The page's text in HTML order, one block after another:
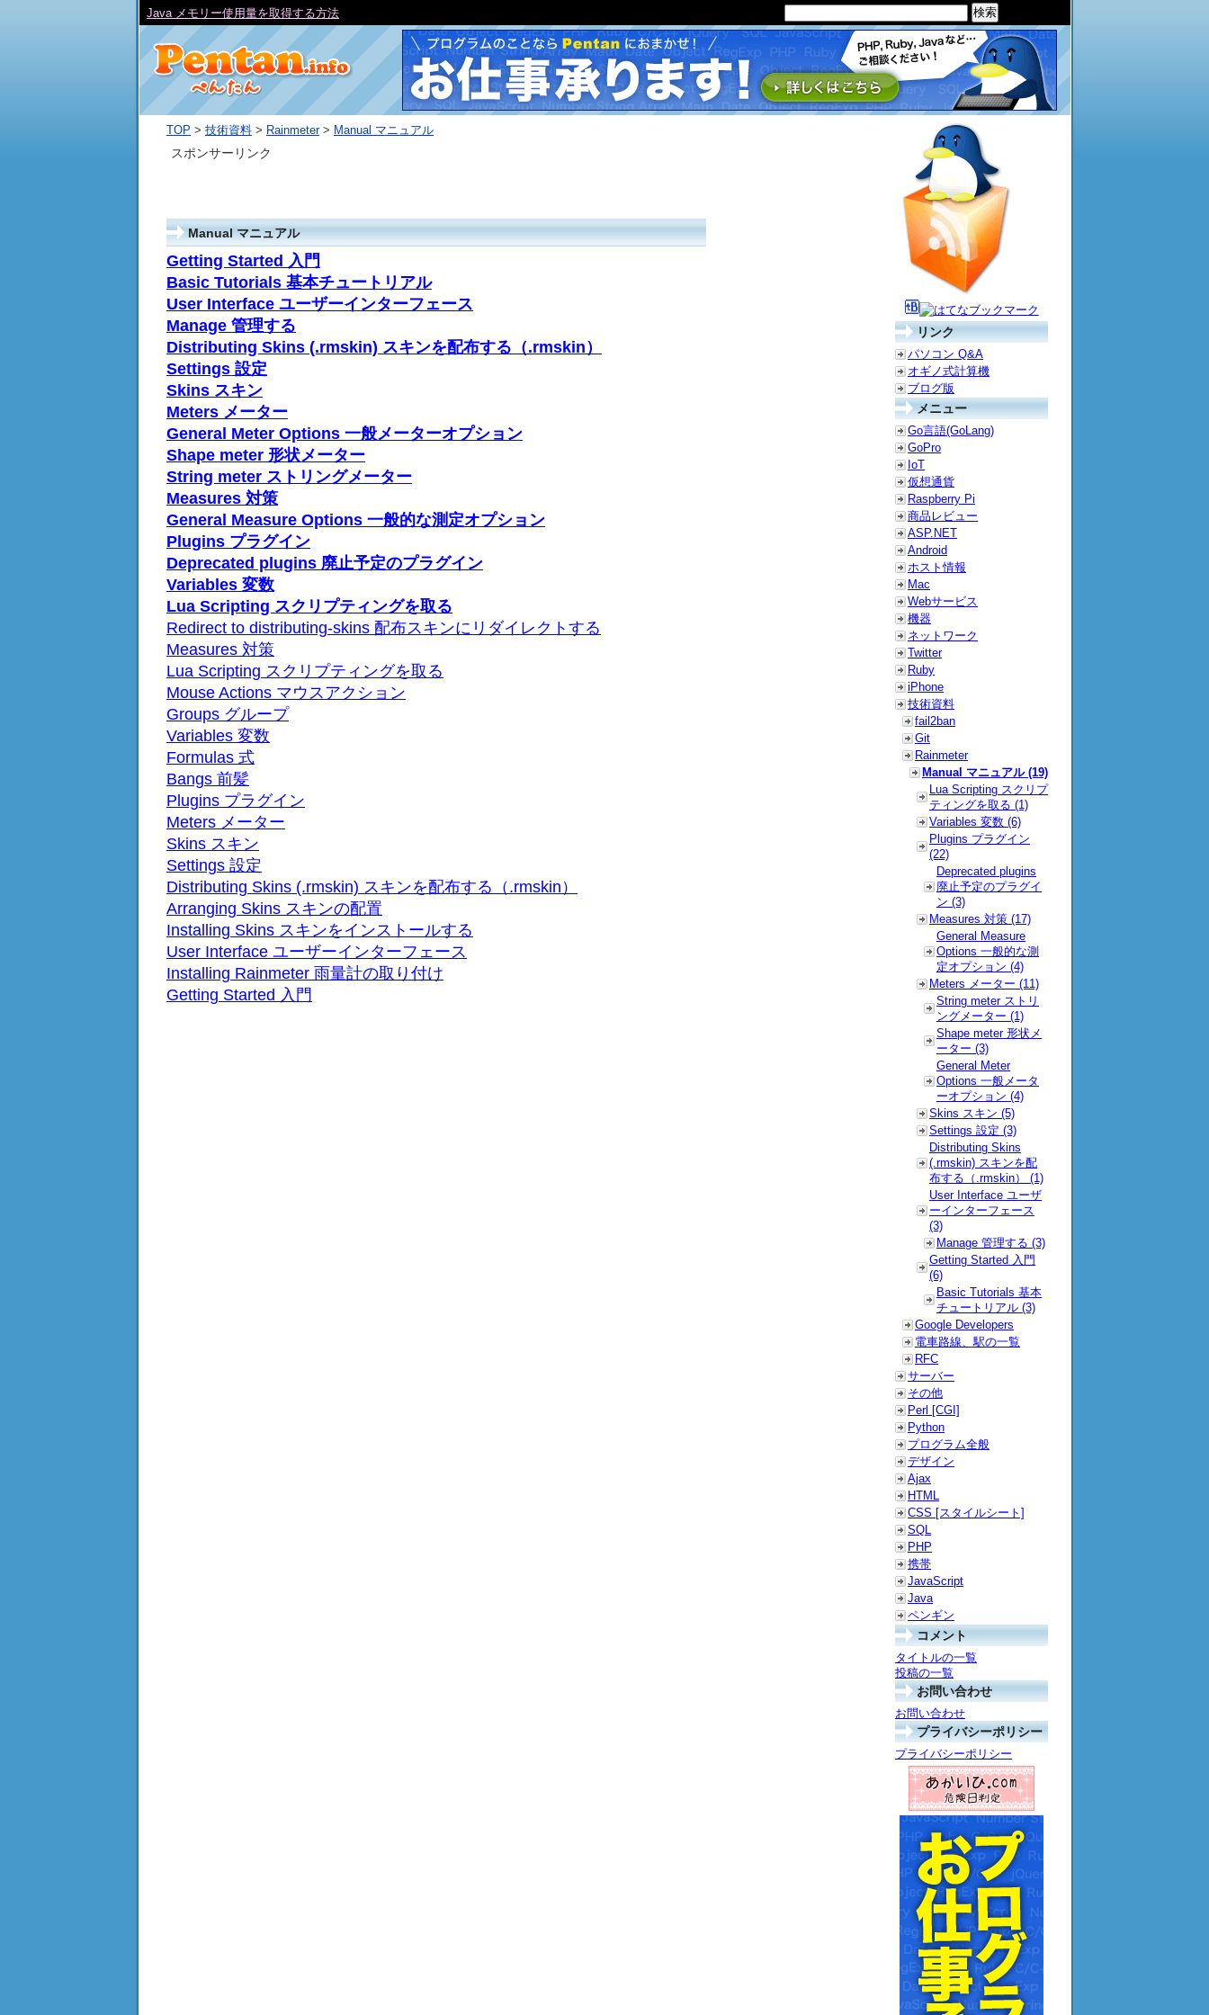
TOP > 技術資料 > Rainmeter> Manual マニュアル
Manual マニュアル
Getting Started 入門
Basic Tutorials 基本チュートリアル
User Interface ユーザーインターフェース
Manage 管理する
Distributing Skins (.rmskin) スキンを配布する（.rmskin）
Settings 設定
Skins スキン
Meters メーター
General Meter Options 一般メーターオプション
Shape meter 形状メーター
String meter ストリングメーター
Measures 対策
General Measure Options 一般的な測定オプション
Plugins プラグイン
Deprecated plugins 廃止予定のプラグイン
Variables 変数
Lua Scripting スクリプティングを取る
Redirect to distributing-skins 配布スキンにリダイレクトする
Measures 対策
Lua Scripting スクリプティングを取る
Mouse Actions マウスアクション
Groups グループ
Variables 変数
Formulas 式
Bangs 前髪
Plugins プラグイン
Meters メーター
Skins スキン
Settings 設定
Distributing Skins (.rmskin) スキンを配布する（.rmskin）
Arranging Skins スキンの配置
Installing Skins スキンをインストールする
User Interface ユーザーインターフェース
Installing Rainmeter 雨量計の取り付け
Getting Started 入門
スポンサーリンク
リンク
パソコン Q&A
オギノ式計算機
ブログ版
メニュー
Go言語(GoLang)
GoPro
IoT
仮想通貨
Raspberry Pi
商品レビュー
ASP.NET
Android
ホスト情報
Mac
Webサービス
機器
ネットワーク
Twitter
Ruby
iPhone
技術資料
fail2ban
Git
Rainmeter
Manual マニュアル (19)
Lua Scripting スクリプ
ティングを取る (1)
Variables 変数 (6)
Plugins プラグイン
(22)
Deprecated plugins
廃止予定のプラグイ
ン (3)
Measures 対策 (17)
General Measure
Options 一般的な測
定オプション (4)
Meters メーター (11)
String meter ストリ
ングメーター (1)
Shape meter 形状メ
ーター (3)
General Meter
Options 一般メータ
ーオプション (4)
Skins スキン (5)
Settings 設定 (3)
Distributing Skins
(.rmskin) スキンを配
布する（.rmskin） (1)
User Interface ユーザ
ーインターフェース
(3)
Manage 管理する (3)
Getting Started 入門
(6)
Basic Tutorials 基本
チュートリアル (3)
Google Developers
電車路線、駅の一覧
RFC
サーバー
その他
Perl [CGI]
Python
プログラム全般
デザイン
Ajax
HTML
CSS [スタイルシート]
SQL
PHP
携帯
JavaScript
Java
ペンギン
コメント
タイトルの一覧
投稿の一覧
お問い合わせ
お問い合わせ
プライバシーポリシー
プライバシーポリシー
Java メモリー使用量を取得する方法